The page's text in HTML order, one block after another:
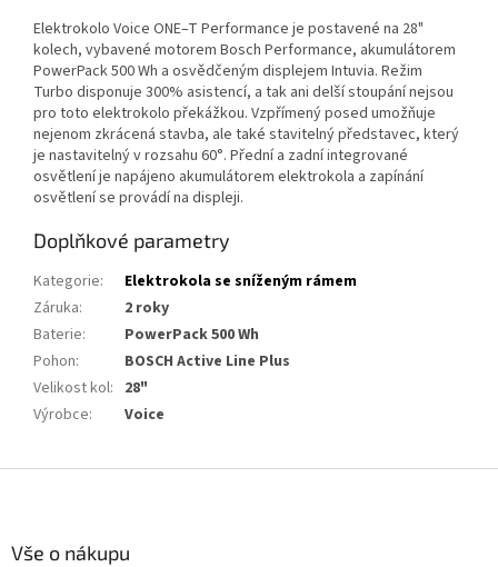
Elektrokolo Voice ONE–T Performance je postavené na 28"
kolech, vybavené motorem Bosch Performance, akumulátorem
PowerPack 500 Wh a osvědčeným displejem Intuvia. Režim
Turbo disponuje 300% asistencí, a tak ani delší stoupání nejsou
pro toto elektrokolo překážkou. Vzpřímený posed umožňuje
nejenom zkrácená stavba, ale také stavitelný představec, který
je nastavitelný v rozsahu 60°. Přední a zadní integrované
osvětlení je napájeno akumulátorem elektrokola a zapínání
osvětlení se provádí na displeji.
Doplňkové parametry
Kategorie:
Elektrokola se sníženým rámem
Záruka:
2 roky
Baterie:
PowerPack 500 Wh
Pohon:
BOSCH Active Line Plus
Velikost kol: 28"
Výrobce: Voice
Vše o nákupu